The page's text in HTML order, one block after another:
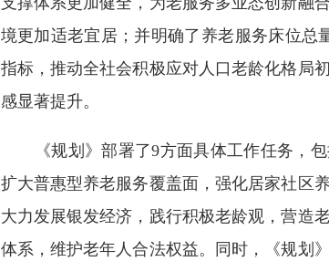
境更加适老宜居；并明确了养老服务床位总
指标，推动全社会积极应对人口老龄化格局
感显著提升。
《规划》部署了9方面具体工作任务，
扩大普惠型养老服务覆盖面，强化居家社区
大力发展银发经济，践行积极老龄观，营造
体系，维护老年人合法权益。同时，《规划